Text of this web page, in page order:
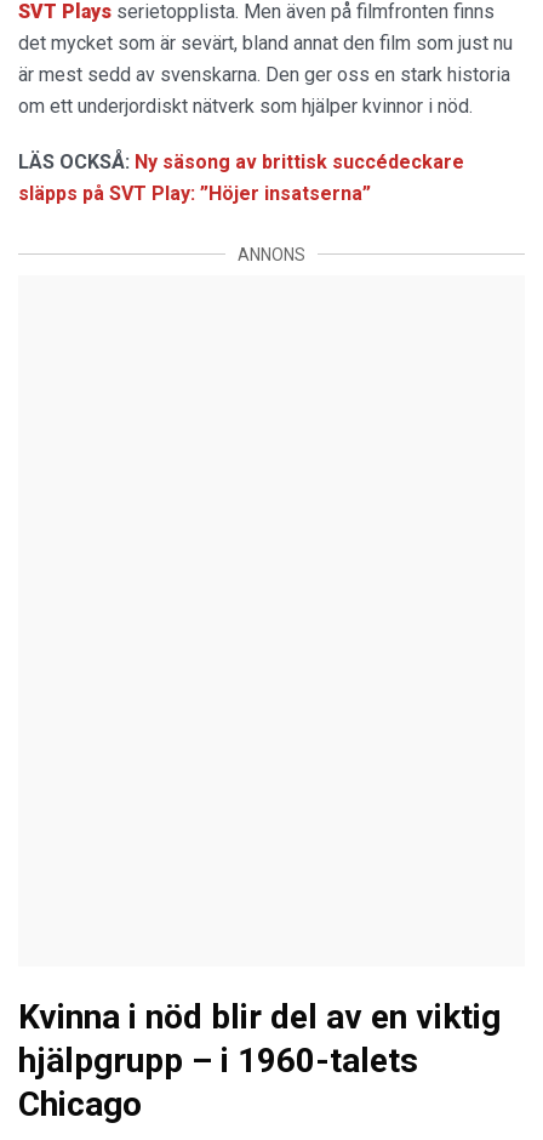
SVT Plays serietopplista. Men även på filmfronten finns
det mycket som är sevärt, bland annat den film som just nu
är mest sedd av svenskarna. Den ger oss en stark historia
om ett underjordiskt nätverk som hjälper kvinnor i nöd.
LÄS OCKSÅ: Ny säsong av brittisk succédeckare
släpps på SVT Play: ”Höjer insatserna”
ANNONS
Kvinna i nöd blir del av en viktig
hjälpgrupp – i 1960-talets
Chicago